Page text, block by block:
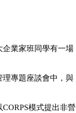
企業家班同學有一場
理專題座談會中，與
CORPS模式提出非營